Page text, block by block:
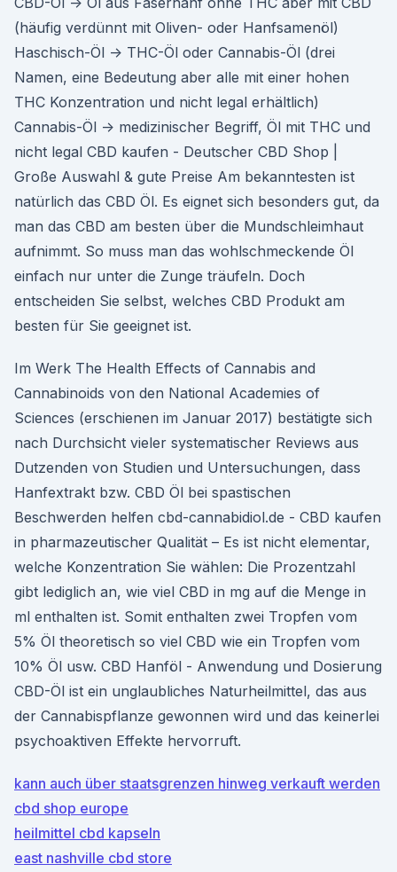
(häufig verdünnt mit Oliven- oder Hanfsamenöl)
Haschisch-Öl -> THC-Öl oder Cannabis-Öl (drei
Namen, eine Bedeutung aber alle mit einer hohen
THC Konzentration und nicht legal erhältlich)
Cannabis-Öl -> medizinischer Begriff, Öl mit THC und
nicht legal CBD kaufen - Deutscher CBD Shop |
Große Auswahl & gute Preise Am bekanntesten ist
natürlich das CBD Öl. Es eignet sich besonders gut, da
man das CBD am besten über die Mundschleimhaut
aufnimmt. So muss man das wohlschmeckende Öl
einfach nur unter die Zunge träufeln. Doch
entscheiden Sie selbst, welches CBD Produkt am
besten für Sie geeignet ist.
Im Werk The Health Effects of Cannabis and
Cannabinoids von den National Academies of
Sciences (erschienen im Januar 2017) bestätigte sich
nach Durchsicht vieler systematischer Reviews aus
Dutzenden von Studien und Untersuchungen, dass
Hanfextrakt bzw. CBD Öl bei spastischen
Beschwerden helfen cbd-cannabidiol.de - CBD kaufen
in pharmazeutischer Qualität – Es ist nicht elementar,
welche Konzentration Sie wählen: Die Prozentzahl
gibt lediglich an, wie viel CBD in mg auf die Menge in
ml enthalten ist. Somit enthalten zwei Tropfen vom
5% Öl theoretisch so viel CBD wie ein Tropfen vom
10% Öl usw. CBD Hanföl - Anwendung und Dosierung
CBD-Öl ist ein unglaubliches Naturheilmittel, das aus
der Cannabispflanze gewonnen wird und das keinerlei
psychoaktiven Effekte hervorruft.
kann auch über staatsgrenzen hinweg verkauft werden
cbd shop europe
heilmittel cbd kapseln
east nashville cbd store